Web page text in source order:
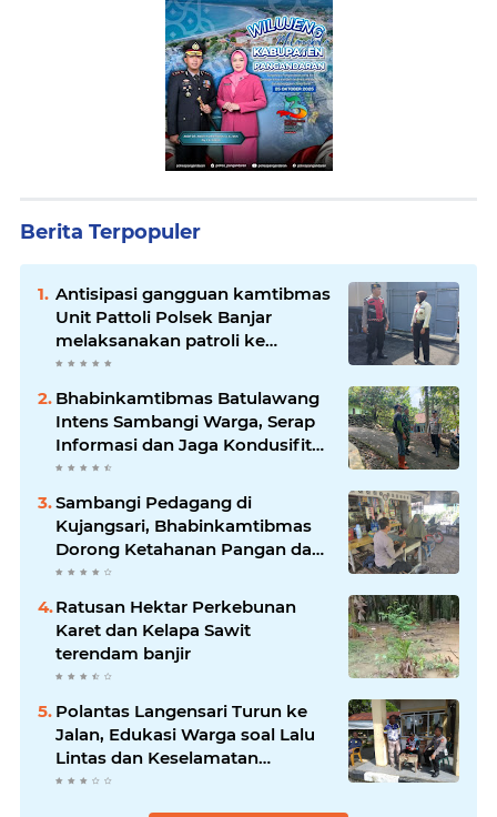
Berita Terpopuler
Antisipasi gangguan kamtibmas
Unit Pattoli Polsek Banjar
melaksanakan patroli ke
tempat-tempat keramaian di
Bhabinkamtibmas Batulawang
Intens Sambangi Warga, Serap
Informasi dan Jaga Kondusifitas
Lingkungan
Sambangi Pedagang di
Kujangsari, Bhabinkamtibmas
Dorong Ketahanan Pangan dan
Keamanan Lingkungan
Ratusan Hektar Perkebunan
Karet dan Kelapa Sawit
terendam banjir
Polantas Langensari Turun ke
Jalan, Edukasi Warga soal Lalu
Lintas dan Keselamatan
Berkendara